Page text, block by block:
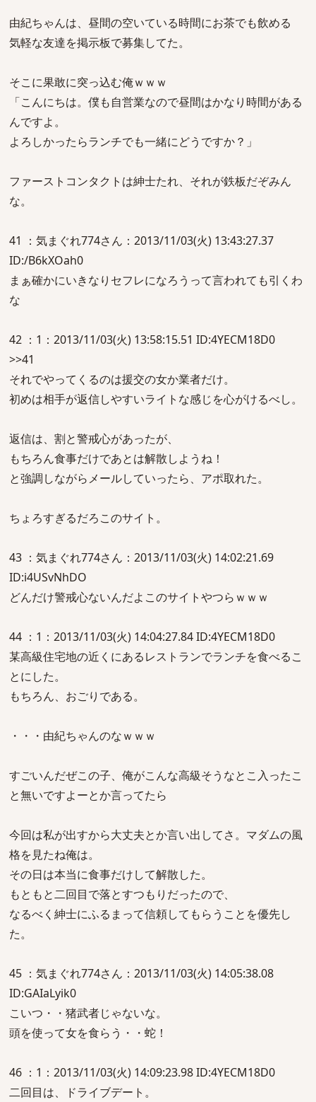
由紀ちゃんは、昼間の空いている時間にお茶でも飲める
気軽な友達を掲示板で募集してた。
そこに果敢に突っ込む俺ｗｗｗ
「こんにちは。僕も自営業なので昼間はかなり時間がある
んですよ。
よろしかったらランチでも一緒にどうですか？」
ファーストコンタクトは紳士たれ、それが鉄板だぞみん
な。
41 ：気まぐれ774さん：2013/11/03(火) 13:43:27.37
ID:/B6kXOah0
まぁ確かにいきなりセフレになろうって言われても引くわ
な
42 ：1：2013/11/03(火) 13:58:15.51 ID:4YECM18D0
>>41
それでやってくるのは援交の女か業者だけ。
初めは相手が返信しやすいライトな感じを心がけるべし。
返信は、割と警戒心があったが、
もちろん食事だけであとは解散しようね！
と強調しながらメールしていったら、アポ取れた。
ちょろすぎるだろこのサイト。
43 ：気まぐれ774さん：2013/11/03(火) 14:02:21.69
ID:i4USvNhDO
どんだけ警戒心ないんだよこのサイトやつらｗｗｗ
44 ：1：2013/11/03(火) 14:04:27.84 ID:4YECM18D0
某高級住宅地の近くにあるレストランでランチを食べるこ
とにした。
もちろん、おごりである。
・・・由紀ちゃんのなｗｗｗ
すごいんだぜこの子、俺がこんな高級そうなとこ入ったこ
と無いですよーとか言ってたら
今回は私が出すから大丈夫とか言い出してさ。マダムの風
格を見たね俺は。
その日は本当に食事だけして解散した。
もともと二回目で落とすつもりだったので、
なるべく紳士にふるまって信頼してもらうことを優先し
た。
45 ：気まぐれ774さん：2013/11/03(火) 14:05:38.08
ID:GAIaLyik0
こいつ・・猪武者じゃないな。
頭を使って女を食らう・・蛇！
46 ：1：2013/11/03(火) 14:09:23.98 ID:4YECM18D0
二回目は、ドライブデート。